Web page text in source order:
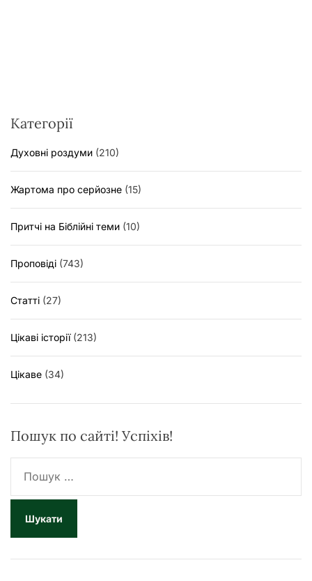
Категорії
Духовні роздуми (210)
Жартома про серйозне (15)
Притчі на Біблійні теми (10)
Проповіді (743)
Статті (27)
Цікаві історії(213)
Цікаве (34)
Пошук по сайті! Успіхів!
ш
к